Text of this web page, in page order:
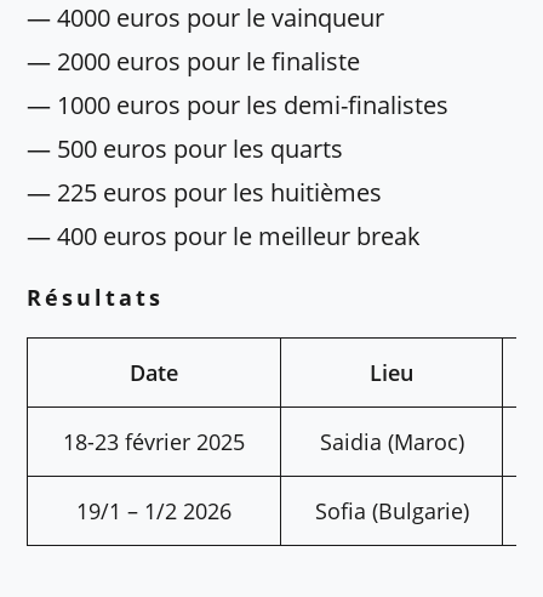
— 4000 euros pour le vainqueur
— 2000 euros pour le finaliste
— 1000 euros pour les demi-finalistes
— 500 euros pour les quarts
— 225 euros pour les huitièmes
— 400 euros pour le meilleur break
Résultats
Date Lieu
18-23 février 2025 Saidia (Maroc)
19/1 – 1/2 2026 Sofia (Bulgarie)